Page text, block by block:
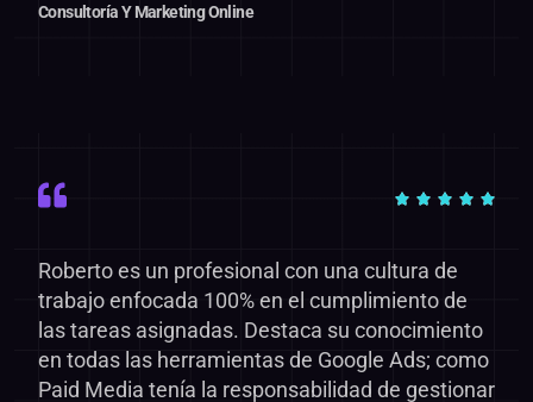
Consultoría Y Marketing Online
Roberto es un profesional con una cultura de
trabajo enfocada 100% en el cumplimiento de
las tareas asignadas. Destaca su conocimiento
en todas las herramientas de Google Ads; como
Paid Media tenía la responsabilidad de gestionar